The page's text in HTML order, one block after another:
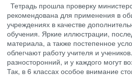
Тетрадь прошла проверку
рекомендована для применения в
учреждениях в качестве
обучения. Яркие иллюстрации,
материала, а также постепенное
облегчают работу учителя и
разносторонний, и у каждого могут
Так, в 6 классах особое внимание